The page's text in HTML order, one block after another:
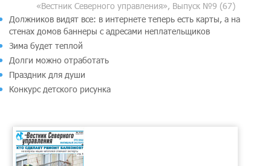
«Вестник Северного управления», Выпуск №9 (67)
Должников видят все: в интернете теперь есть карты, а на
стенах домов баннеры с адресами неплательщиков
Зима будет теплой
Долги можно отработать
Праздник для души
Конкурс детского рисунка